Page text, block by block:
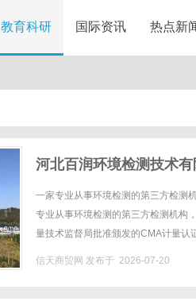
教育科研 国际资讯 热点新
河北百润环境检测技术
一家专业从事环境检测的第三方检测
专业从事环境检测的第三方检测机构
量技术监督局批准颁发的CMA计量认
信天商贸网 发布于 2026-07-20